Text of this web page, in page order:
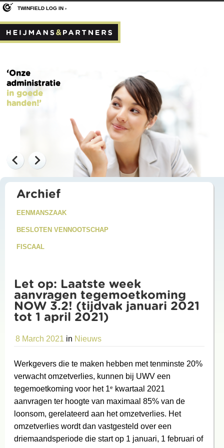
‘Onze
administratie
in goede
handen!’
TWINFIELD LOG IN ›
Archief
EENMANSZAAK
BESLOTEN VENNOOTSCHAP
FISCAAL
Let op: Laatste week
aanvragen tegemoetkoming
NOW 3.2! (tijdvak januari 2021
tot 1 april 2021)
8 March 2021 in Nieuws
Werkgevers die te maken hebben met tenminste 20%
verwacht omzetverlies, kunnen bij UWV een
tegemoetkoming voor het 1e
kwartaal 2021
aanvragen ter hoogte van maximaal 85% van de
loonsom, gerelateerd aan het omzetverlies. Het
omzetverlies wordt dan vastgesteld over een
driemaandsperiode die start op 1 januari, 1 februari of